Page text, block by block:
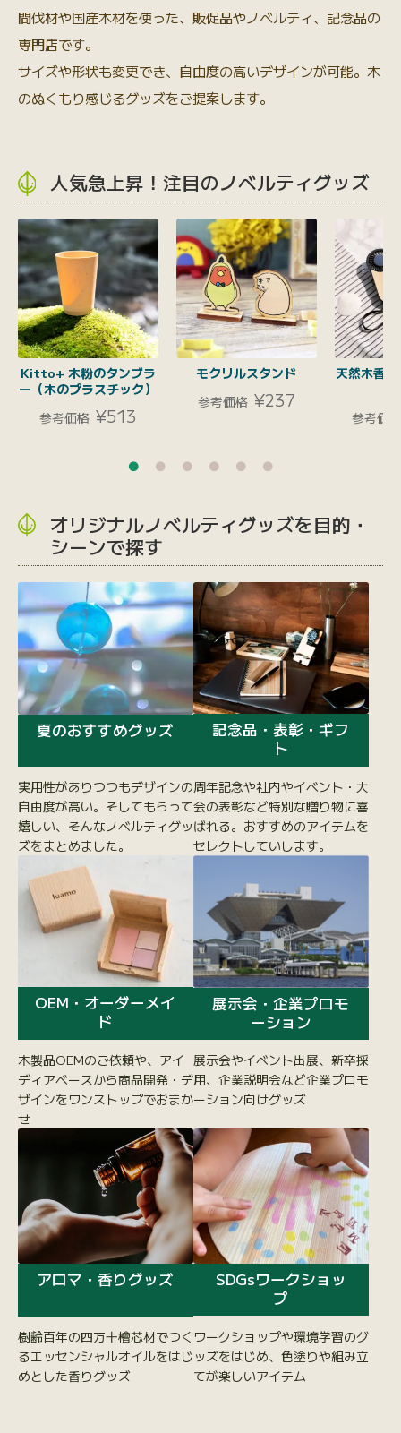
間伐材や国産木材を使った、販促品やノベルティ、記念品の
専門店です。
サイズや形状も変更でき、自由度の高いデザインが可能。木
のぬくもり感じるグッズをご提案します。
人気急上昇！注目のノベルティグッズ
Kitto+ 木粉のタンブラ
ー（木のプラスチック）
参考価格 ¥513
モクリルスタンド
参考価格 ¥237
天然木香
参考価格
オリジナルノベルティグッズを目的・
シーンで探す
夏のおすすめグッズ
実用性がありつつもデザインの
自由度が高い。そしてもらって
嬉しい、そんなノベルティグッ
ズをまとめました。
記念品・表彰・ギフ
ト
周年記念や社内やイベント・大
会の表彰など特別な贈り物に喜
ばれる。おすすめのアイテムを
セレクトしていします。
OEM・オーダーメイ
ド
木製品OEMのご依頼や、アイ
ディアベースから商品開発・デ
ザインをワンストップでおまか
せ
展示会・企業プロモ
ーション
展示会やイベント出展、新卒採
用、企業説明会など企業プロモ
ーション向けグッズ
アロマ・香りグッズ
樹齢百年の四万十檜芯材でつく
るエッセンシャルオイルをはじ
めとした香りグッズ
SDGsワークショッ
プ
ワークショップや環境学習のグ
ッズをはじめ、色塗りや組み立
てが楽しいアイテム